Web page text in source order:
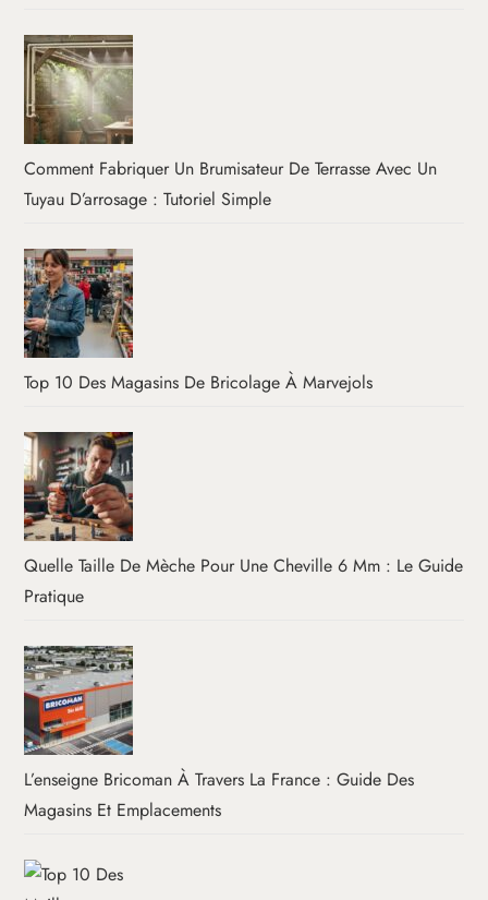
Comment Fabriquer Un Brumisateur De Terrasse Avec Un
Tuyau D’arrosage : Tutoriel Simple
Top 10 Des Magasins De Bricolage À Marvejols
Quelle Taille De Mèche Pour Une Cheville 6 Mm : Le Guide
Pratique
L’enseigne Bricoman À Travers La France : Guide Des
Magasins Et Emplacements